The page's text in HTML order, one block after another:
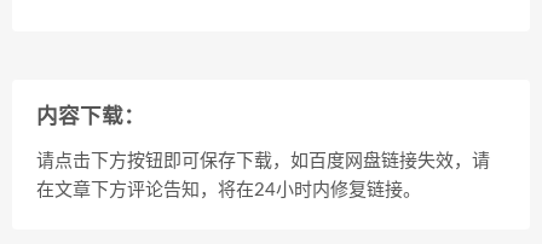
内容下载：
请点击下方按钮即可保存下载，如百度网盘链接失效，请
在文章下方评论告知，将在24小时内修复链接。